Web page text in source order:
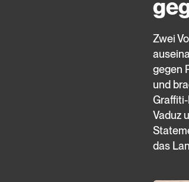
Zwei
gegen
und
Vaduz
das